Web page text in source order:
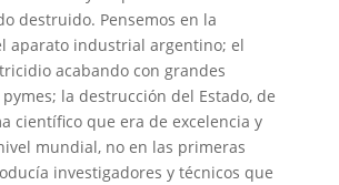
destruido. Pensemos en la
aparato industrial argentino; el
acabando con grandes
la destrucción del Estado, de
científico que era de excelencia y
mundial, no en las primeras
investigadores y técnicos que